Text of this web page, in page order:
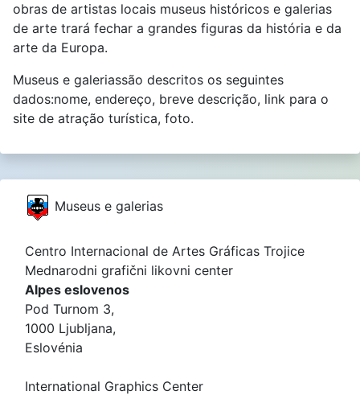
obras de artistas locais museus históricos e galerias
de arte trará fechar a grandes figuras da história e da
arte da Europa.
Museus e galeriassão descritos os seguintes
dados:nome, endereço, breve descrição, link para o
site de atração turística, foto.
Museus e galerias
Centro Internacional de Artes Gráficas Trojice
Mednarodni grafični likovni center
Alpes eslovenos
Pod Turnom 3,
1000 Ljubljana,
Eslovénia
International Graphics Center